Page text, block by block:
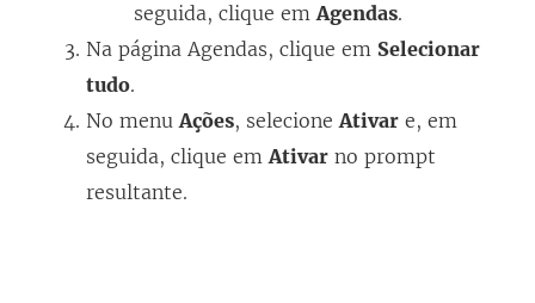
seguida, clique emAgendas.
Na página Agendas, clique em Selecionar
tudo.
No menuAções, selecioneAtivar e, em
seguida, clique emAtivar no prompt
resultante.